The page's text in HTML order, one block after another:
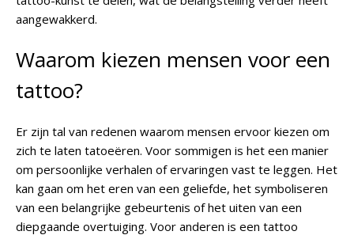
aangewakkerd.
Waarom kiezen mensen voor een
tattoo?
Er zijn tal van redenen waarom mensen ervoor kiezen om
zich te laten tatoeëren. Voor sommigen is het een manier
om persoonlijke verhalen of ervaringen vast te leggen. Het
kan gaan om het eren van een geliefde, het symboliseren
van een belangrijke gebeurtenis of het uiten van een
diepgaande overtuiging. Voor anderen is een tattoo